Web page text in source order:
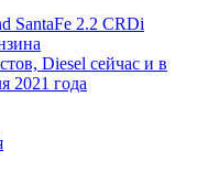
SantaFe 2.2 CRDi
Diesel сейчас и в
2021 года